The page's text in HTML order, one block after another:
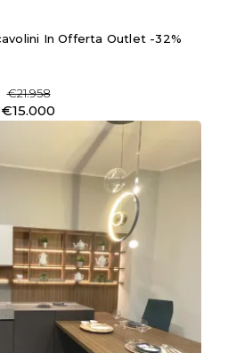
In Offerta Outlet -32%
€21.958
€15.000